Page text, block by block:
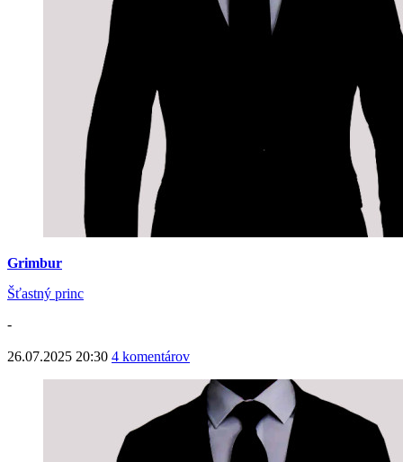
Grimbur
Šťastný princ
-
26.07.2025 20:30 4 komentárov